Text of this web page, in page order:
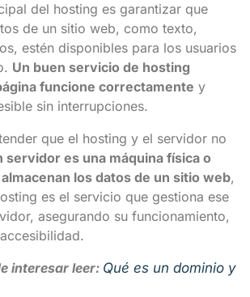
del hosting es garantizar que
de un sitio web, como texto,
estén disponibles para los usuarios
Un buen servicio de hosting
funcione correctamente y
sin interrupciones.
que el hosting y el servidor no
servidor es una máquina física o
los datos de un sitio web,
es el servicio que gestiona ese
asegurando su funcionamiento,
interesar leer: Qué es un dominio y